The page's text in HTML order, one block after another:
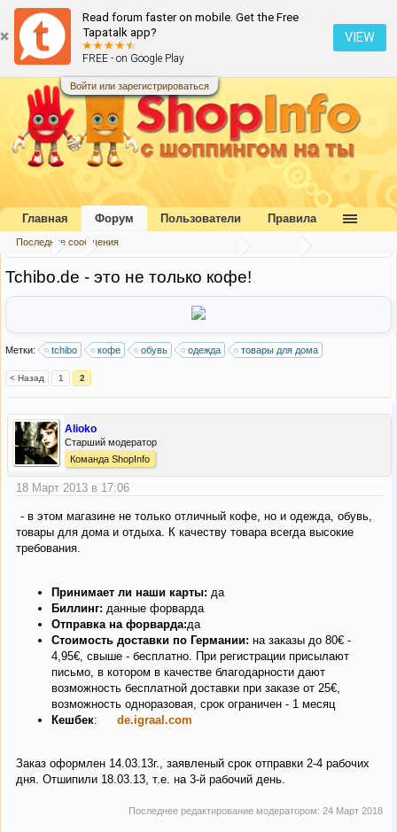
Read forum faster on mobile. Get the Free
Tapatalk app?
FREE - on Google Play
VIEW
Войти или зарегистрироваться
Форум ... Каталог интернет-магазинов
Tchibo.de - это не только кофе!
Метки: tchibo кофе обувь одежда товары для дома
< Назад 1 2
Alioko
Старший модератор
Команда ShopInfo
18 Март 2013 в 17:06
- в этом магазине не только отличный кофе, но и одежда, обувь,
товары для дома и отдыха. К качеству товара всегда высокие
требования.
Принимает ли наши карты: да
Биллинг: данные форварда
Отправка на форварда:да
Стоимость доставки по Германии: на заказы до 80€ -
4,95€, свыше - бесплатно. При регистрации присылают
письмо, в котором в качестве благодарности дают
возможность бесплатной доставки при заказе от 25€,
возможность одноразовая, срок ограничен - 1 месяц
Кешбек: de.igraal.com
Заказ оформлен 14.03.13г., заявленый срок отправки 2-4 рабочих
дня. Отшипили 18.03.13, т.е. на 3-й рабочий день.
Последнее редактирование модератором: 24 Март 2018
Главная Форум
Последние сообщения
Пользователи Правила